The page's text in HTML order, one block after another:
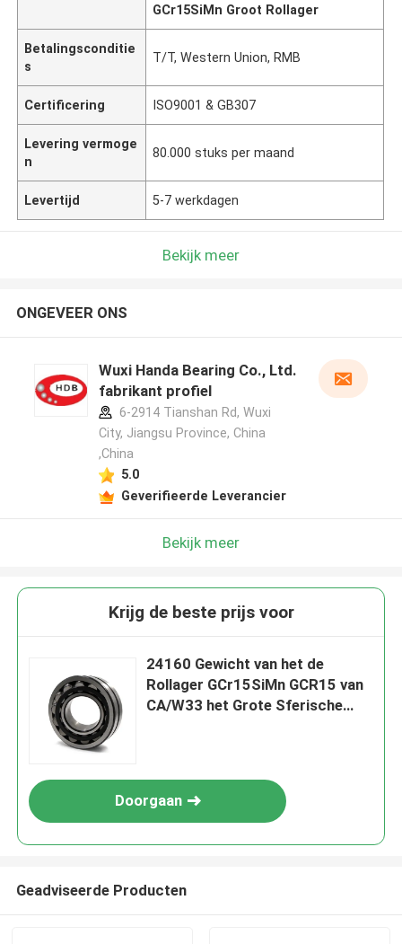
GCr15SiMn Groot Rollager
Betalingsconditie
s
T/T, Western Union, RMB
Certificering ISO9001 & GB307
Levering vermoge
n
80.000 stuks per maand
Levertijd 5-7 werkdagen
Bekijk meer
ONGEVEER ONS
Wuxi Handa Bearing Co., Ltd.
fabrikant profiel
6-2914 Tianshan Rd, Wuxi
City, Jiangsu Province, China
,China
5.0
Geverifieerde Leverancier
Bekijk meer
Krijg de beste prijs voor
24160 Gewicht van het de
Rollager GCr15SiMn GCR15 van
CA/W33 het Grote Sferische
Doorgaan
Geadviseerde Producten